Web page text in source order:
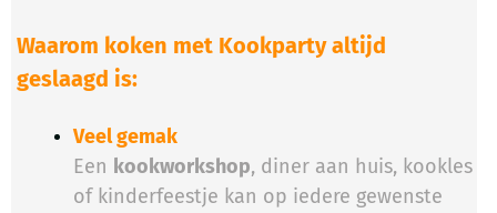
Waarom koken met Kookparty altijd
geslaagd is:
Veel gemak
Een kookworkshop, diner aan huis, kookles
of kinderfeestje kan op iedere gewenste